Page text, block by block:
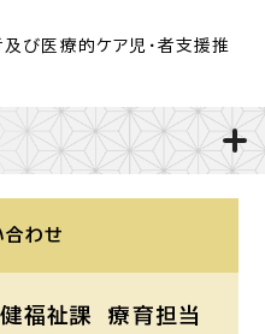
び医療的ケア児・者支援推
合わせ
福祉課 療育担当